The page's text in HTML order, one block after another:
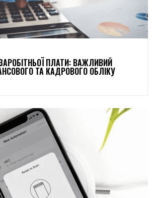
ПЛАТИ: ВАЖЛИВИЙ
ТА КАДРОВОГО ОБЛІКУ